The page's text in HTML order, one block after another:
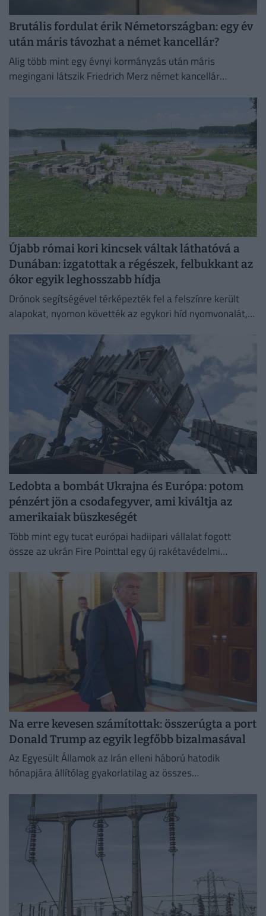
Brutális fordulat érik Németországban: egy év
után máris távozhat a német kancellár?
Alig több mint egy évnyi kormányzás után máris
megingani látszik Friedrich Merz német kancellár
Újabb római kori kincsek váltak láthatóvá a
Dunában: izgatottak a régészek, felbukkant az
ókor egyik leghosszabb hídja
Drónok segítségével térképezték fel a felszínre került
alapokat, nyomon követték az egykori híd nyomvonalát,
Ledobta a bombát Ukrajna és Európa: potom
pénzért jön a csodafegyver, ami kiváltja az
amerikaiak büszkeségét
Több mint egy tucat európai hadiipari vállalat fogott
össze az ukrán Fire Pointtal egy új rakétavédelmi
Na erre kevesen számítottak: összerúgta a port
Donald Trump az egyik legfőbb bizalmasával
Az Egyesült Államok az Irán elleni háború hatodik
hónapjára állítólag gyakorlatilag az összes